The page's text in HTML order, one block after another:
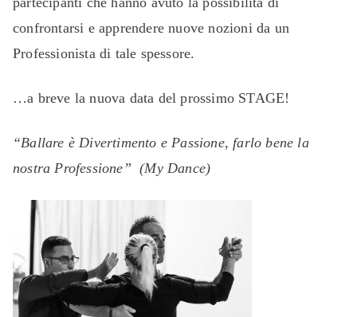
confrontarsi e apprendere nuove nozioni da un
Professionista di tale spessore.
…a breve la nuova data del prossimo STAGE!
“Ballare è Divertimento e Passione, farlo bene la
nostra Professione” (My Dance)